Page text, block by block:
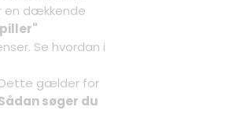
en dækkende
Se hvordan i
Dette gælder for
søger du